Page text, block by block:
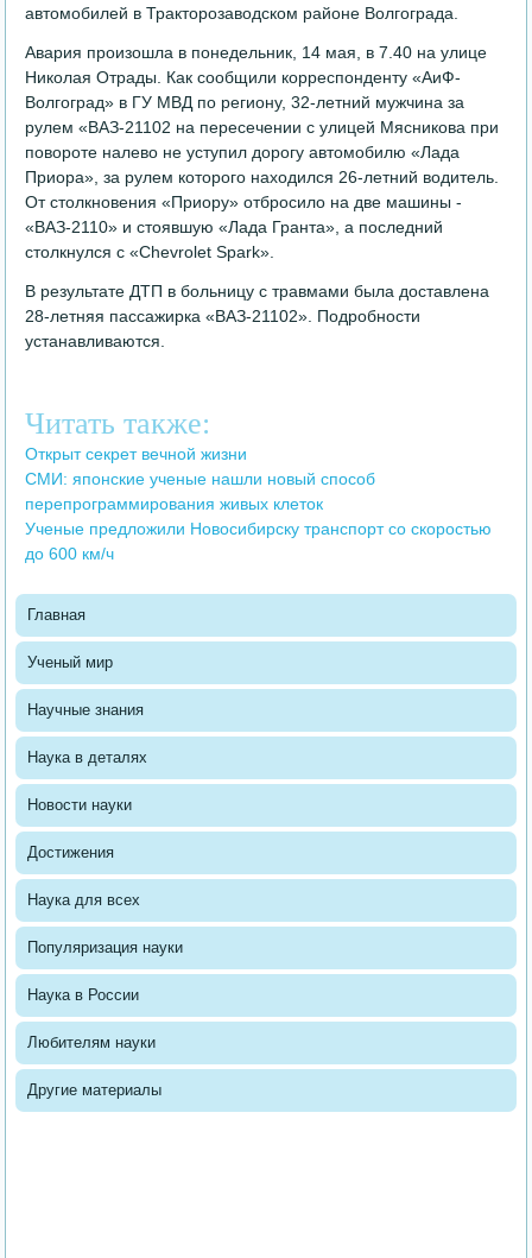
автомобилей в Тракторозаводском районе Волгограда.
Авария произошла в понедельник, 14 мая, в 7.40 на улице
Николая Отрады. Как сообщили корреспонденту «АиФ-
Волгоград» в ГУ МВД по региону, 32-летний мужчина за
рулем «ВАЗ-21102 на пересечении с улицей Мясникова при
повороте налево не уступил дорогу автомобилю «Лада
Приора», за рулем которого находился 26-летний водитель.
От столкновения «Приору» отбросило на две машины -
«ВАЗ-2110» и стоявшую «Лада Гранта», а последний
столкнулся с «Chevrolet Spark».
В результате ДТП в больницу с травмами была доставлена
28-летняя пассажирка «ВАЗ-21102». Подробности
устанавливаются.
Читать также:
Открыт секрет вечной жизни
СМИ: японские ученые нашли новый способ
перепрограммирования живых клеток
Ученые предложили Новосибирску транспорт со скоростью
до 600 км/ч
Главная
Ученый мир
Научные знания
Наука в деталях
Новости науки
Достижения
Наука для всех
Популяризация науки
Наука в России
Любителям науки
Другие материалы